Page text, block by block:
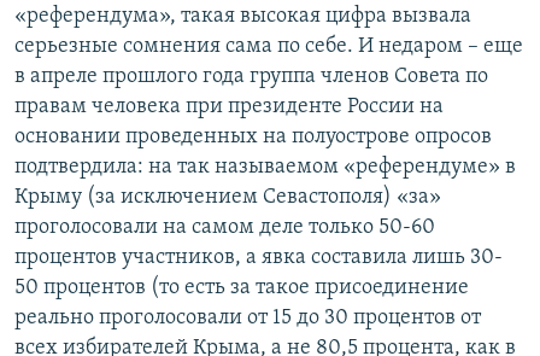
«референдума», такая высокая цифра вызвала
серьезные сомнения сама по себе. И недаром – еще
в апреле прошлого года группа членов Совета по
правам человека при президенте России на
основании проведенных на полуострове опросов
подтвердила: на так называемом «референдуме» в
Крыму (за исключением Севастополя) «за»
проголосовали на самом деле только 50-60
процентов участников, а явка составила лишь 30-
50 процентов (то есть за такое присоединение
реально проголосовали от 15 до 30 процентов от
всех избирателей Крыма, а не 80,5 процента, как в